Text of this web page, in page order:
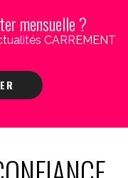
mensuelle ?
CARREMENT